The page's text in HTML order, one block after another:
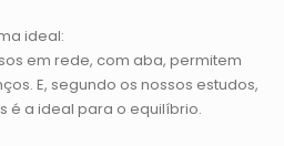
ideal:
em rede, com aba, permitem
E, segundo os nossos estudos,
é a ideal para o equilíbrio.